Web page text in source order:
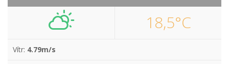
18,5°C
Vítr: 4.79m/s